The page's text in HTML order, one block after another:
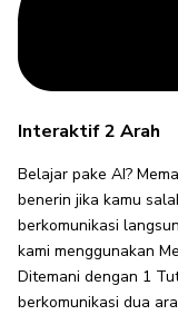
Interaktif 2 Arah
Belajar pake AI?
benerin jika kamu
berkomunikasi
kami menggunakan
Ditemani dengan 1
berkomunikasi dua